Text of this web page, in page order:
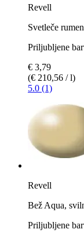
Revell
Svetleče
Priljubljene
€ 3,79
(€ 210,56 / l)
5.0 (1)
Revell
Bež Aqua,
Priljubljene